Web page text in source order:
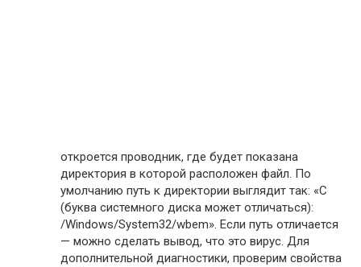
откроется проводник, где будет показана
директория в которой расположен файл. По
умолчанию путь к директории выглядит так: «C
(буква системного диска может отличаться):
/Windows/System32/wbem». Если путь отличается
— можно сделать вывод, что это вирус. Для
дополнительной диагностики, проверим свойства